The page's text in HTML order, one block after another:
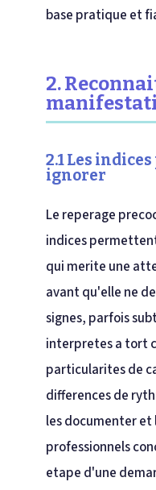
base pratique et
2.
2.1 Les
ignorer
Le reperage
indices
qui merite une
avant qu'elle ne
signes, parfois
interpretes a tort
particularites de
differences de
les documenter
professionnels
etape d'une